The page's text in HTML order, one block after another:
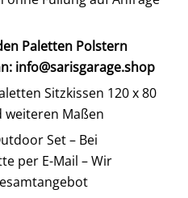
Paletten Polstern
info@sarisgarage.shop
Sitzkissen 120 x 80
Maßen
Set – Bei
per E-Mail – Wir